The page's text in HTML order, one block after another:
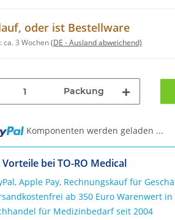
oder ist Bestellware
ca. 3 Wochen(DE - Ausland abweichend)
Packung
Komponenten werden geladen ...
bei TO-RO Medical
Apple Pay, Rechnungskauf für
ab 350 Euro Warenwert
für Medizinbedarf seit 2004